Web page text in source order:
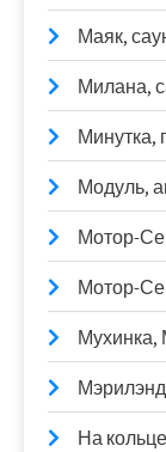
Маяк,
Милана,
Минутка,
Модуль,
Мотор-
Мотор-
Мухинка,
На